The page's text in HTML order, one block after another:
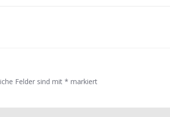
Felder sind mit * markiert